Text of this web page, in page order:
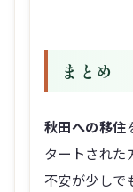
まとめ
秋田への移住
タートされた
不安が少しで